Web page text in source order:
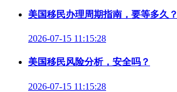
美国移民办理周期指南，要等多久？
2026-07-15 11:15:28
美国移民风险分析，安全吗？
2026-07-15 11:15:28